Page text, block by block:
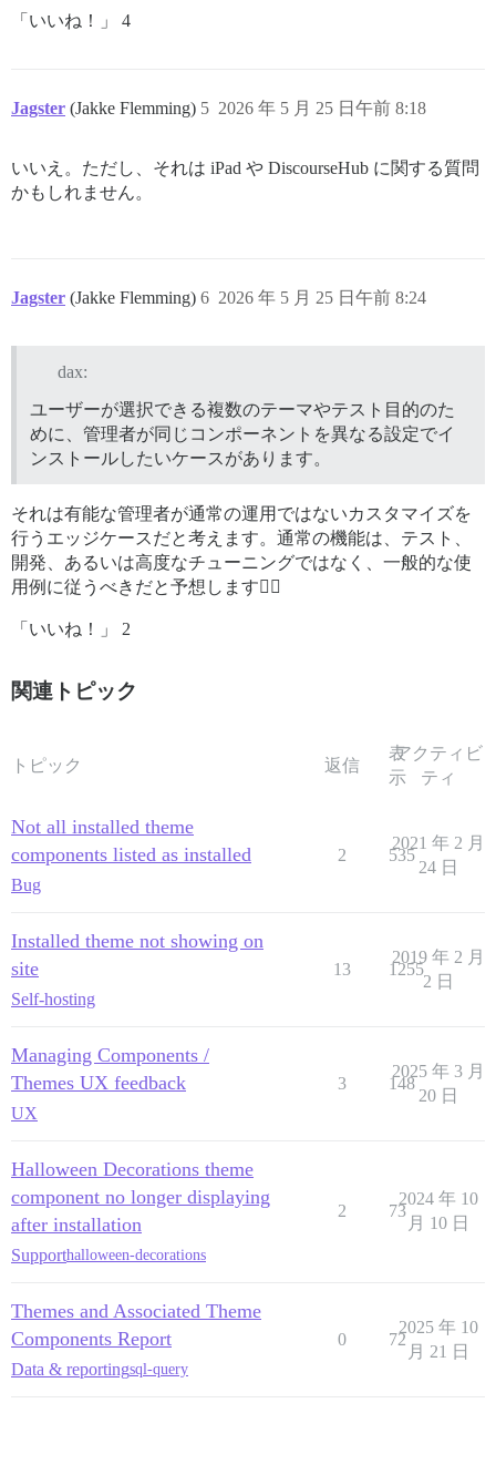
「いいね！」 4
Jagster (Jakke Flemming) 2026 年 5 月 25 日午前 8:18
5
いいえ。ただし、それは iPad や DiscourseHub に関する質問
かもしれません。
Jagster (Jakke Flemming) 2026 年 5 月 25 日午前 8:24
6
dax:
ユーザーが選択できる複数のテーマやテスト目的のた
めに、管理者が同じコンポーネントを異なる設定でイ
ンストールしたいケースがあります。
それは有能な管理者が通常の運用ではないカスタマイズを
行うエッジケースだと考えます。通常の機能は、テスト、
開発、あるいは高度なチューニングではなく、一般的な使
用例に従うべきだと予想します🤷‍♂️
「いいね！」 2
関連トピック
トピック 返信
表
示
アクティビ
ティ
Not all installed theme
components listed as installed
Bug
2 535
2021 年 2 月
24 日
Installed theme not showing on
site
Self-hosting
13 1255
2019 年 2 月
2 日
Managing Components /
Themes UX feedback
UX
3 148
2025 年 3 月
20 日
Halloween Decorations theme
component no longer displaying
after installation
Supporthalloween-decorations
2 73
2024 年 10
月 10 日
Themes and Associated Theme
Components Report
Data & reportingsql-query
0 72
2025 年 10
月 21 日